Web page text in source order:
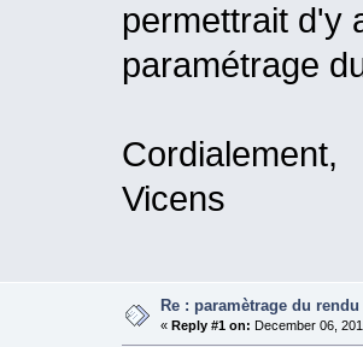
permettrait d'y
paramétrage
Cordialement,
Vicens
Re : paramètrage du
« Reply #1 on: December 06,